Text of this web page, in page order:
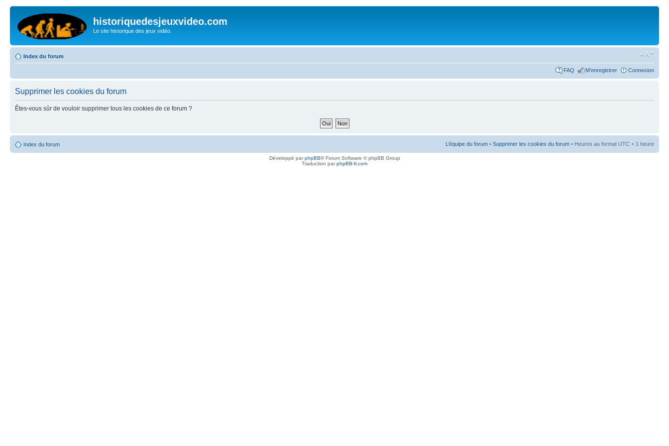
historiquedesjeuxvideo.com
Le site historique des jeux vidéo.
Index du forum
FAQ M’enregistrer Connexion
Supprimer les cookies du forum
Êtes-vous sûr de vouloir supprimer tous les cookies de ce forum ?
Index du forum L’équipe du forum • Supprimer les cookies du forum • Heures au format UTC + 1 heure
Développé parphpBB® Forum Software © phpBB Group
Traduction parphpBB-fr.com